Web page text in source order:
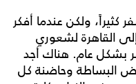
ولكن عندما أفكر
القاهرة لشعوري
عام. هناك أجد
البساطة وحاضنة كل